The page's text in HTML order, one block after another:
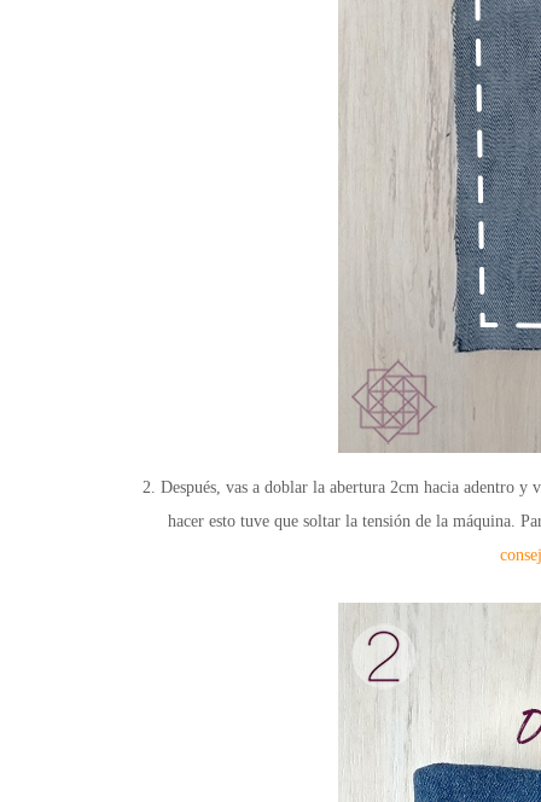
2. Después, vas a doblar la abertura 2cm hacia adentro y
hacer esto tuve que soltar la tensión de la máquina.